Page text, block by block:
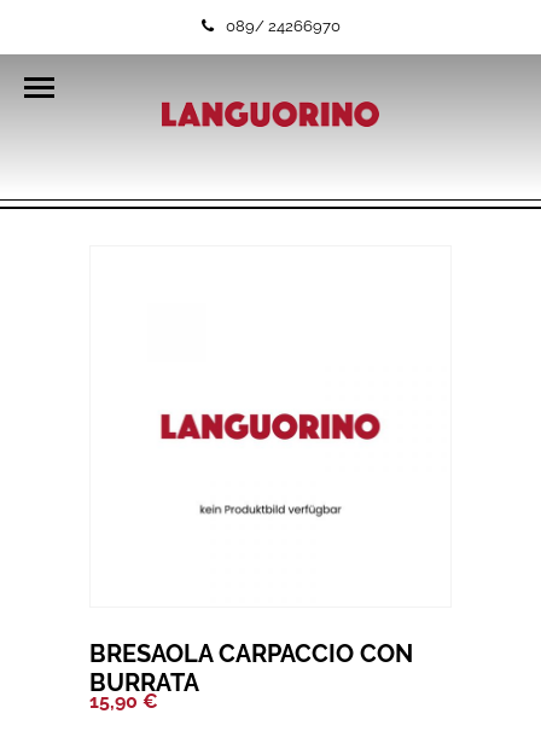
089/ 24266970
BRESAOLA CARPACCIO CON
BURRATA
15,90 €